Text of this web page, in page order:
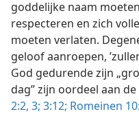
goddelijke naam
respecteren en zich
moeten verlaten.
geloof aanroepen,
God gedurende zijn
dag” zijn oordeel aan
2:2, 3; 3:12; Romeinen